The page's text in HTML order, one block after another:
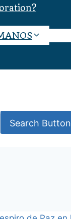
Search Button